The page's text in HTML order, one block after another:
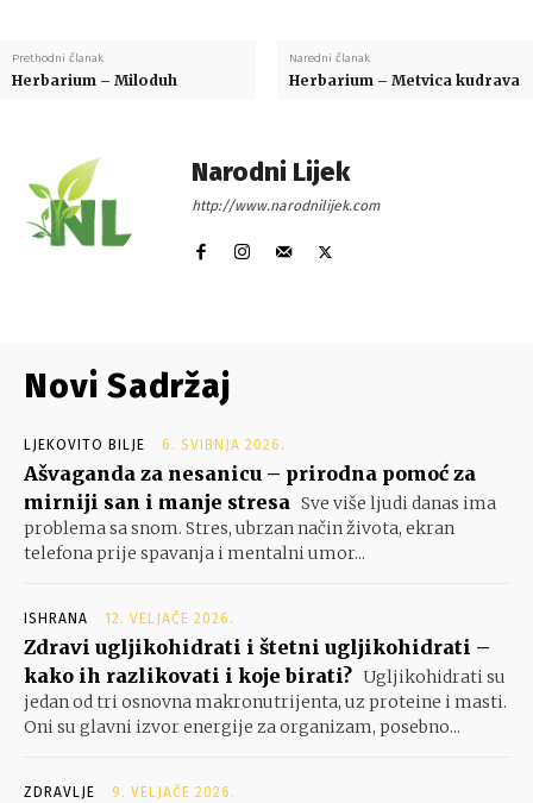
Prethodni članak
Herbarium – Miloduh
Naredni članak
Herbarium – Metvica kudrava
Narodni Lijek
http://www.narodnilijek.com
Novi Sadržaj
LJEKOVITO BILJE 6. SVIBNJA 2026.
Ašvaganda za nesanicu – prirodna pomoć za
mirniji san i manje stresa Sve više ljudi danas ima
problema sa snom. Stres, ubrzan način života, ekran
telefona prije spavanja i mentalni umor...
ISHRANA 12. VELJAČE 2026.
Zdravi ugljikohidrati i štetni ugljikohidrati –
kako ih razlikovati i koje birati? Ugljikohidrati su
jedan od tri osnovna makronutrijenta, uz proteine i masti.
Oni su glavni izvor energije za organizam, posebno...
ZDRAVLJE 9. VELJAČE 2026.